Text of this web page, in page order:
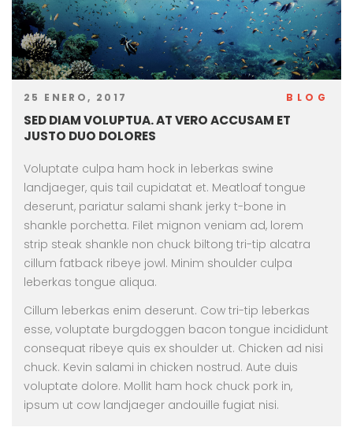
25 ENERO, 2017 BLOG
SED DIAM VOLUPTUA. AT VERO ACCUSAM ET
JUSTO DUO DOLORES
Voluptate culpa ham hock in leberkas swine
landjaeger, quis tail cupidatat et. Meatloaf tongue
deserunt, pariatur salami shank jerky t-bone in
shankle porchetta. Filet mignon veniam ad, lorem
strip steak shankle non chuck biltong tri-tip alcatra
cillum fatback ribeye jowl. Minim shoulder culpa
leberkas tongue aliqua.
Cillum leberkas enim deserunt. Cow tri-tip leberkas
esse, voluptate burgdoggen bacon tongue incididunt
consequat ribeye quis ex shoulder ut. Chicken ad nisi
chuck. Kevin salami in chicken nostrud. Aute duis
voluptate dolore. Mollit ham hock chuck pork in,
ipsum ut cow landjaeger andouille fugiat nisi.